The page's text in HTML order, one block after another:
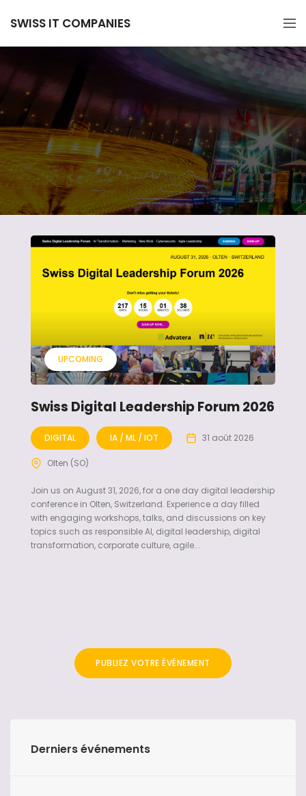
SWISS IT COMPANIES
UPCOMING
Swiss Digital Leadership Forum 2026
DIGITAL IA / ML / IOT 31 août 2026
Olten (SO)
Join us on August 31, 2026, for a one day digital leadership
conference in Olten, Switzerland. Experience a day filled
with engaging workshops, talks, and discussions on key
topics such as responsible AI, digital leadership, digital
transformation, corporate culture, agile...
PUBLIEZ VOTRE ÉVÉNEMENT
Derniers événements